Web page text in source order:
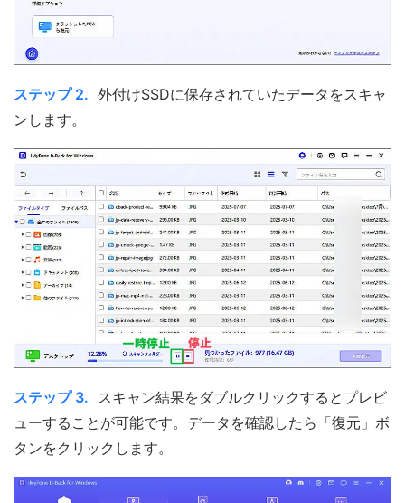
ステップ 2. 外付けSSDに保存されていたデータをスキャ
ンします。
ステップ 3.
スキャン結果をダブルクリックするとプレビ
ューすることが可能です。データを確認したら「復元」ボ
タンをクリックします。